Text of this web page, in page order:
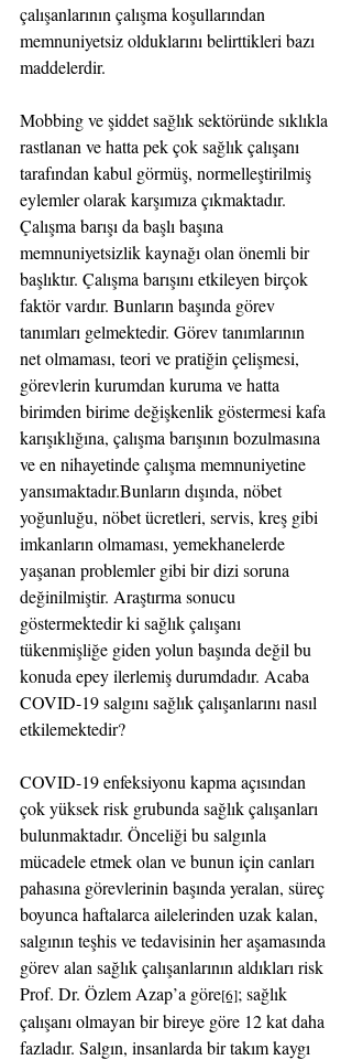
çalışanlarının çalışma koşullarından
memnuniyetsiz olduklarını belirttikleri bazı
maddelerdir.
Mobbing ve şiddet sağlık sektöründe sıklıkla
rastlanan ve hatta pek çok sağlık çalışanı
tarafından kabul görmüş, normelleştirilmiş
eylemler olarak karşımıza çıkmaktadır.
Çalışma barışı da başlı başına
memnuniyetsizlik kaynağı olan önemli bir
başlıktır. Çalışma barışını etkileyen birçok
faktör vardır. Bunların başında görev
tanımları gelmektedir. Görev tanımlarının
net olmaması, teori ve pratiğin çelişmesi,
görevlerin kurumdan kuruma ve hatta
birimden birime değişkenlik göstermesi kafa
karışıklığına, çalışma barışının bozulmasına
ve en nihayetinde çalışma memnuniyetine
yansımaktadır.Bunların dışında, nöbet
yoğunluğu, nöbet ücretleri, servis, kreş gibi
imkanların olmaması, yemekhanelerde
yaşanan problemler gibi bir dizi soruna
değinilmiştir. Araştırma sonucu
göstermektedir ki sağlık çalışanı
tükenmişliğe giden yolun başında değil bu
konuda epey ilerlemiş durumdadır. Acaba
COVID-19 salgını sağlık çalışanlarını nasıl
etkilemektedir?
COVID-19 enfeksiyonu kapma açısından
çok yüksek risk grubunda sağlık çalışanları
bulunmaktadır. Önceliği bu salgınla
mücadele etmek olan ve bunun için canları
pahasına görevlerinin başında yeralan, süreç
boyunca haftalarca ailelerinden uzak kalan,
salgının teşhis ve tedavisinin her aşamasında
görev alan sağlık çalışanlarının aldıkları risk
Prof. Dr. Özlem Azap’a göre[6]; sağlık
çalışanı olmayan bir bireye göre 12 kat daha
fazladır. Salgın, insanlarda bir takım kaygı